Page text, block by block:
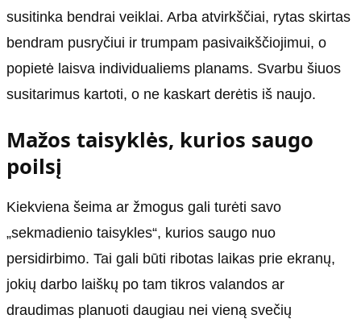
susitinka bendrai veiklai. Arba atvirkščiai, rytas skirtas
bendram pusryčiui ir trumpam pasivaikščiojimui, o
popietė laisva individualiems planams. Svarbu šiuos
susitarimus kartoti, o ne kaskart derėtis iš naujo.
Mažos taisyklės, kurios saugo
poilsį
Kiekviena šeima ar žmogus gali turėti savo
„sekmadienio taisykles“, kurios saugo nuo
persidirbimo. Tai gali būti ribotas laikas prie ekranų,
jokių darbo laiškų po tam tikros valandos ar
draudimas planuoti daugiau nei vieną svečių